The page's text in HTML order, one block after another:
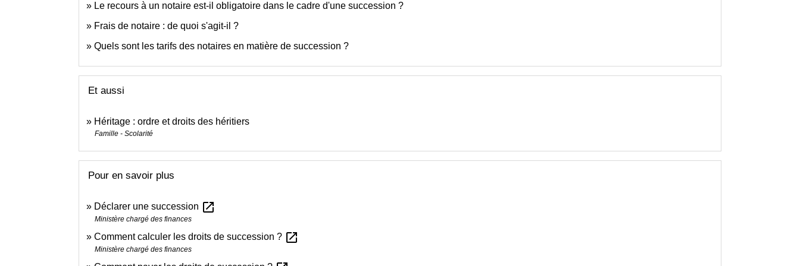
Le recours à un notaire est-il obligatoire dans le cadre d'une succession ?
Frais de notaire : de quoi s'agit-il ?
Quels sont les tarifs des notaires en matière de succession ?
Et aussi
Héritage : ordre et droits des héritiers
Famille - Scolarité
Pour en savoir plus
Déclarer une succession open_in_new
Ministère chargé des finances
Comment calculer les droits de succession ? open_in_new
Ministère chargé des finances